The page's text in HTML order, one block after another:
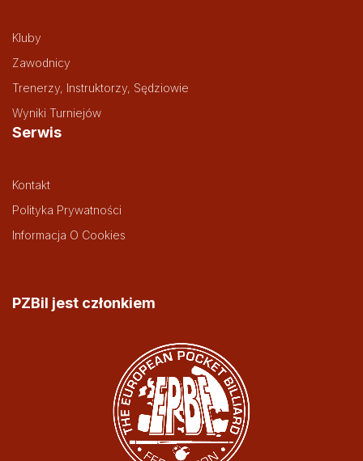
Kluby
Zawodnicy
Trenerzy, Instruktorzy, Sędziowie
Wyniki Turniejów
Serwis
Kontakt
Polityka Prywatności
Informacja O Cookies
PZBil jest członkiem